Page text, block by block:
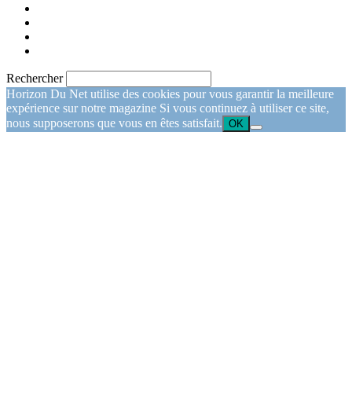
Rechercher
Horizon Du Net utilise des cookies pour vous garantir la meilleure
expérience sur notre magazine Si vous continuez à utiliser ce site,
nous supposerons que vous en êtes satisfait. OK